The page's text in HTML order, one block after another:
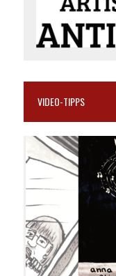
VIDEO-TIPPS